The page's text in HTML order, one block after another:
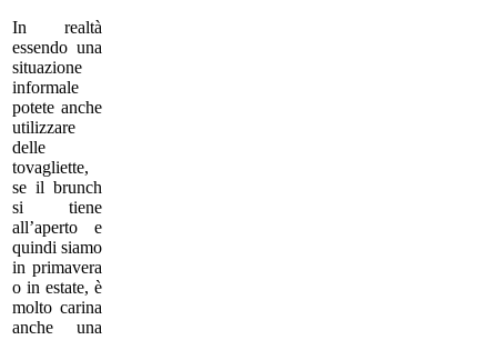
In realtà
essendo una
situazione
informale
potete anche
utilizzare
delle
tovagliette,
se il brunch
si tiene
all’aperto e
quindi siamo
in primavera
o in estate, è
molto carina
anche una